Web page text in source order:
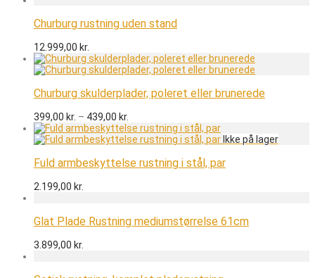
Churburg rustning uden stand
12.999,00 kr.
Churburg skulderplader, poleret eller brunerede
399,00 kr. – 439,00 kr.
399,00 kr.
til
Fuld armbeskyttelse rustning i stål, par
2.199,00 kr.
Glat Plade Rustning mediumstørrelse 61cm
3.899,00 kr.